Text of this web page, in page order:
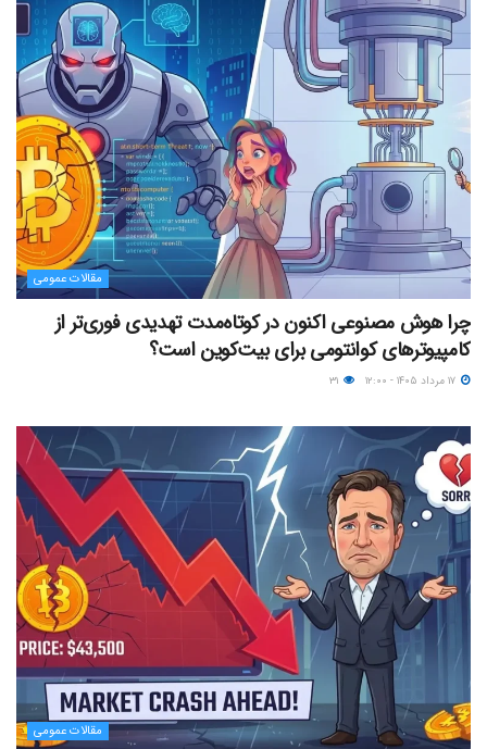
مقالات عمومی
چرا هوش مصنوعی اکنون در کوتاه‌مدت تهدیدی فوری‌تر از
کامپیوترهای کوانتومی برای بیت‌کوین است؟
مقالات عمومی